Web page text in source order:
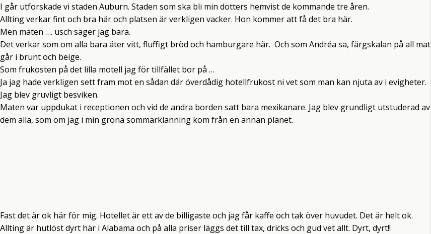
I går utforskade vi staden Auburn. Staden som ska bli min dotters hemvist de kommande tre åren.
Allting verkar fint och bra här och platsen är verkligen vacker. Hon kommer att få det bra här.
Men maten …. usch säger jag bara.
Det verkar som om alla bara äter vitt, fluffigt bröd och hamburgare här. Och som Andréa sa, färgskalan på all mat
går i brunt och beige.
Som frukosten på det lilla motell jag för tillfället bor på …
Ja jag hade verkligen sett fram mot en sådan där överdådig hotellfrukost ni vet som man kan njuta av i evigheter.
Jag blev gruvligt besviken.
Maten var uppdukat i receptionen och vid de andra borden satt bara mexikanare. Jag blev grundligt utstuderad av
dem alla, som om jag i min gröna sommarklänning kom från en annan planet.
Fast det är ok här för mig. Hotellet är ett av de billigaste och jag får kaffe och tak över huvudet. Det är helt ok.
Allting är hutlöst dyrt här i Alabama och på alla priser läggs det till tax, dricks och gud vet allt. Dyrt, dyrt!!